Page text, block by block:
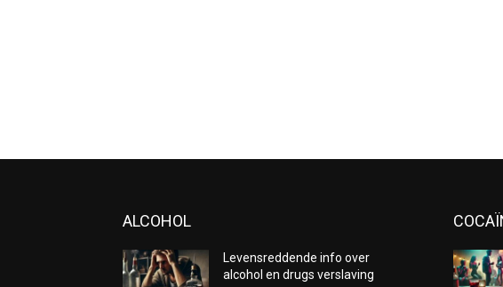
ALCOHOL
Levensreddende info over
alcohol en drugs verslaving